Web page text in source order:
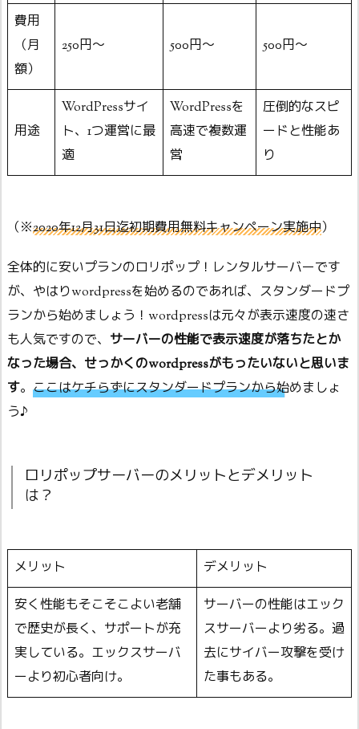
費用
（月
額）
250円〜 500円〜 500円〜
用途
WordPressサイ
ト、1つ運営に最
適
WordPressを
高速で複数運
営
圧倒的なスピ
ードと性能あ
り
（※2020年12月31日迄初期費用無料キャンペーン実施中）
全体的に安いプランのロリポップ！レンタルサーバーです
が、やはりwordpressを始めるのであれば、スタンダードプ
ランから始めましょう！wordpressは元々が表示速度の速さ
も人気ですので、 サーバーの性能で表示速度が落ちたとか
なった場合、せっかくのwordpressがもったいないと思いま
す。 ここはケチらずにスタンダードプランから始めましょ
う♪
ロリポップサーバーのメリットとデメリット
は？
メリット デメリット
安く性能もそこそこよい老舗
で歴史が長く、サポートが充
実している。エックスサーバ
ーより初心者向け。
サーバーの性能はエック
スサーバーより劣る。過
去にサイバー攻撃を受け
た事もある。